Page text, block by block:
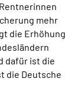
mehr
die Erhöhung
dafür ist die
die Deutsche